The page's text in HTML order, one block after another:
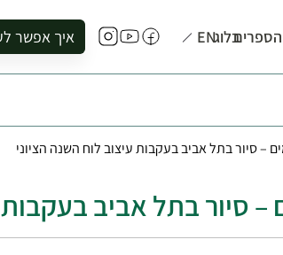
בלוגEN איך אפשר
להזמין סיור
להירשם לקורס
לקנות ספר
לתאם ביקור
– סיור בתל אביב בעקבות עיצוב לוח השנה הציוני
– סיור בתל אביב